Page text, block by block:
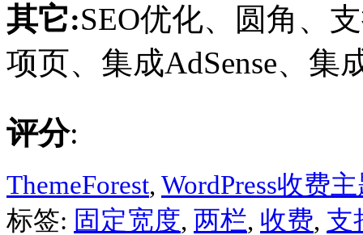
其它:SEO优化、圆角、
项页、集成AdSense、集
评分:
ThemeForest, WordPress收费
标签: 固定宽度, 两栏, 收费, 支